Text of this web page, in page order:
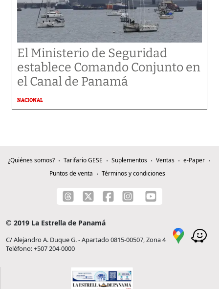
El Ministerio de Seguridad
establece Comando Conjunto en
el Canal de Panamá
NACIONAL
¿Quiénes somos? Tarifario GESE Suplementos Ventas
e-Paper
Puntos de venta
Términos y condiciones
© 2019 La Estrella de Panamá
C/ Alejandro A. Duque G. - Apartado 0815-00507, Zona 4
Teléfono: +507 204-0000